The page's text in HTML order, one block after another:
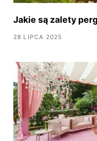
Jakie są zalety
28 LIPCA 2025